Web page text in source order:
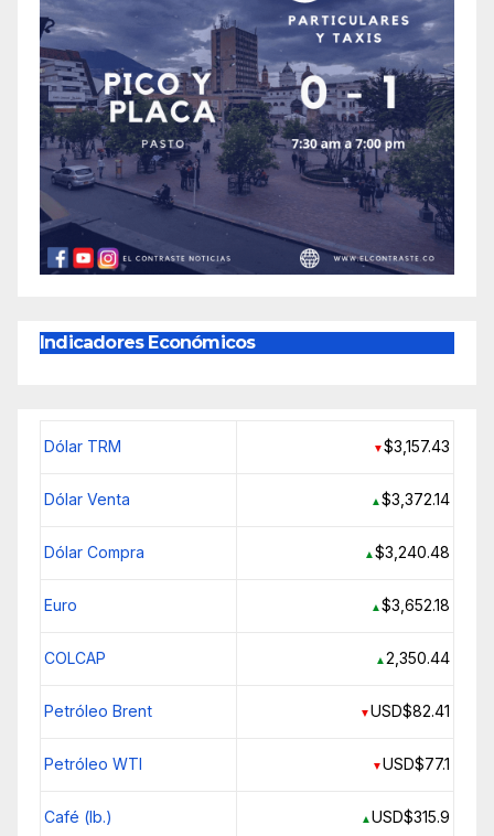
Indicadores Económicos
Dólar TRM ▼$3,157.43
Dólar Venta ▲$3,372.14
Dólar Compra ▲$3,240.48
Euro ▲$3,652.18
COLCAP ▲2,350.44
Petróleo Brent ▼USD$82.41
Petróleo WTI ▼USD$77.1
Café (lb.) ▲USD$315.9